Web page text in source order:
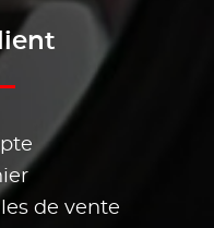
de vente